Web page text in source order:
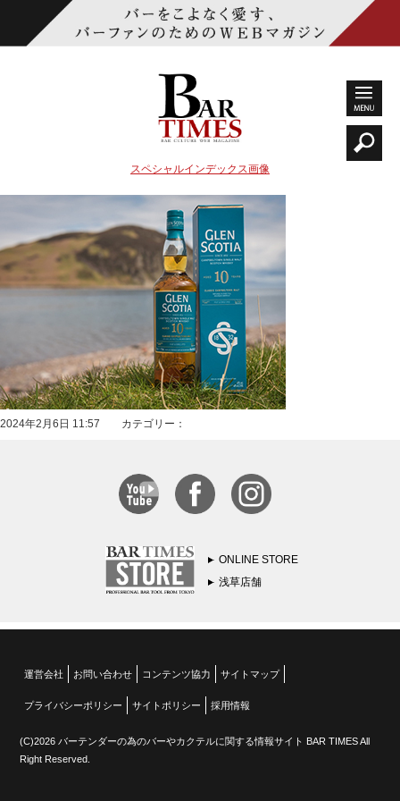
スペシャルインデックス画像
2024年2月6日 11:57 カテゴリー：
ONLINE STORE
浅草店舗
運営会社 お問い合わせ コンテンツ協力 サイトマップ
プライバシーポリシー サイトポリシー 採用情報
(C)2026 バーテンダーの為のバーやカクテルに関する情報サイト BAR TIMES All
Right Reserved.